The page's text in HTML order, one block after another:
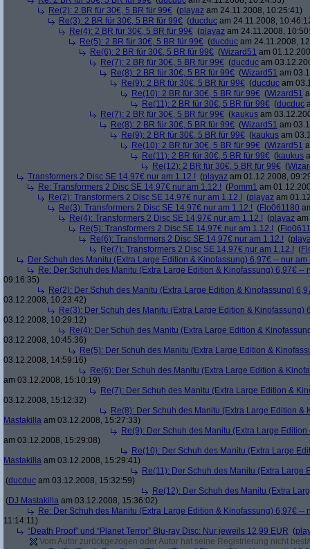
Re(2): 2 BR für 30€, 5 BR für 99€ (playaz am 24.11.2008, 10:25:41)
Re(3): 2 BR für 30€, 5 BR für 99€ (ducduc am 24.11.2008,
Re(4): 2 BR für 30€, 5 BR für 99€ (playaz am 24.11.2008,
Re(5): 2 BR für 30€, 5 BR für 99€ (ducduc am 24.11.2008,
Re(6): 2 BR für 30€, 5 BR für 99€ (Wizard51 am
Re(7): 2 BR für 30€, 5 BR für 99€ (ducduc am
Re(8): 2 BR für 30€, 5 BR für 99€ (Wizard51 am
Re(9): 2 BR für 30€, 5 BR für 99€ (ducduc am
Re(10): 2 BR für 30€, 5 BR für 99€ (Wizard51
Re(11): 2 BR für 30€, 5 BR für 99€ (ducduc
Re(7): 2 BR für 30€, 5 BR für 99€ (kaukus am
Re(8): 2 BR für 30€, 5 BR für 99€ (Wizard51 am
Re(9): 2 BR für 30€, 5 BR für 99€ (kaukus am
Re(10): 2 BR für 30€, 5 BR für 99€ (Wizard51
Re(11): 2 BR für 30€, 5 BR für 99€ (kaukus
Re(12): 2 BR für 30€, 5 BR für 99€ (
Transformers 2 Disc SE 14,97€ nur am 1.12.! (playaz am 01.12.2008,
Re: Transformers 2 Disc SE 14,97€ nur am 1.12.! (Pomm1 am
Re(2): Transformers 2 Disc SE 14,97€ nur am 1.12.! (playaz am
Re(3): Transformers 2 Disc SE 14,97€ nur am 1.12.! (Flo061180
Re(4): Transformers 2 Disc SE 14,97€ nur am 1.12.! (playaz
Re(5): Transformers 2 Disc SE 14,97€ nur am 1.12.! (
Re(6): Transformers 2 Disc SE 14,97€ nur am 1.12.! (
Re(7): Transformers 2 Disc SE 14,97€ nur am 1.12.! (
Der Schuh des Manitu (Extra Large Edition & Kinofassung) 6,97€ -- nur am
Re: Der Schuh des Manitu (Extra Large Edition & Kinofassung) 6,97€ --
09:16:35)
Re(2): Der Schuh des Manitu (Extra Large Edition & Kinofassung)
03.12.2008, 10:23:42)
Re(3): Der Schuh des Manitu (Extra Large Edition & Kinofassung)
03.12.2008, 10:29:12)
Re(4): Der Schuh des Manitu (Extra Large Edition &
03.12.2008, 10:45:36)
Re(5): Der Schuh des Manitu (Extra Large Edition &
03.12.2008, 14:59:16)
Re(6): Der Schuh des Manitu (Extra Large Edition &
am 03.12.2008, 15:10:19)
Re(7): Der Schuh des Manitu (Extra Large Edition &
03.12.2008, 15:12:32)
Re(8): Der Schuh des Manitu (Extra Large Edition &
Mastakilla am 03.12.2008, 15:27:33)
Re(9): Der Schuh des Manitu (Extra Large
am 03.12.2008, 15:29:08)
Re(10): Der Schuh des Manitu (Extra Large
Mastakilla am 03.12.2008, 15:29:41)
Re(11): Der Schuh des Manitu (Extra Large
(ducduc am 03.12.2008, 15:32:59)
Re(12): Der Schuh des Manitu (Extra
(DJ Mastakilla am 03.12.2008, 15:36:02)
Re: Der Schuh des Manitu (Extra Large Edition & Kinofassung) 6,97€ --
11:14:11)
“Death Proof” und “Planet Terror” Blu-ray Disc: Nur jeweils 12,99 EUR (
Vom Autor zurückgezogen oder Autor hat seine Registrierung nicht